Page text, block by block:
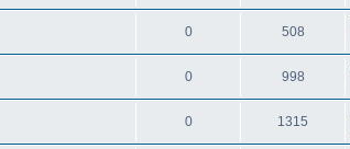
0 508
0 998
0 1315